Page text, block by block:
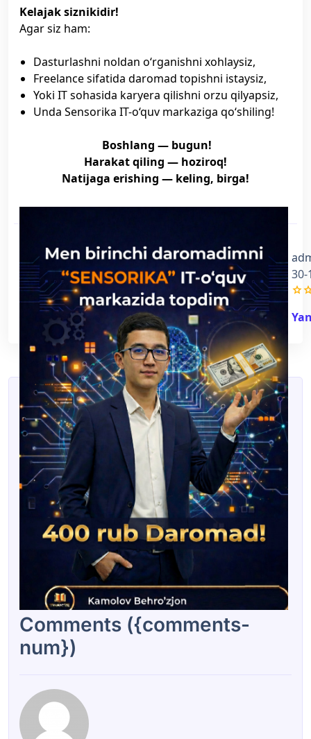
Kelajak siznikidir!
Agar siz ham:
Dasturlashni noldan o‘rganishni xohlaysiz,
Freelance sifatida daromad topishni istaysiz,
Yoki IT sohasida karyera qilishni orzu qilyapsiz,
Unda Sensorika IT-o‘quv markaziga qo‘shiling!
Boshlang — bugun!
Harakat qiling — hoziroq!
Natijaga erishing — keling, birga!
30-
grade
Comments ({comments-
num})